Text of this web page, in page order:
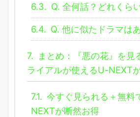
6.3. Q. 全何話？どれくら
6.4. Q. 他に似たドラマは
7.
まとめ：『悪の花』を見
ライアルが使えるU-NEXT
7.1. 今すぐ見られる＋無料
NEXTが断然お得